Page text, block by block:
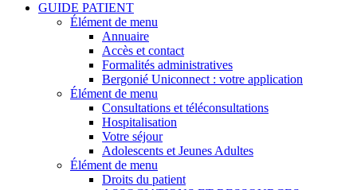
GUIDE PATIENT
Élément de menu
Annuaire
Accès et contact
Formalités administratives
Bergonié Uniconnect : votre application
Élément de menu
Consultations et téléconsultations
Hospitalisation
Votre séjour
Adolescents et Jeunes Adultes
Élément de menu
Droits du patient